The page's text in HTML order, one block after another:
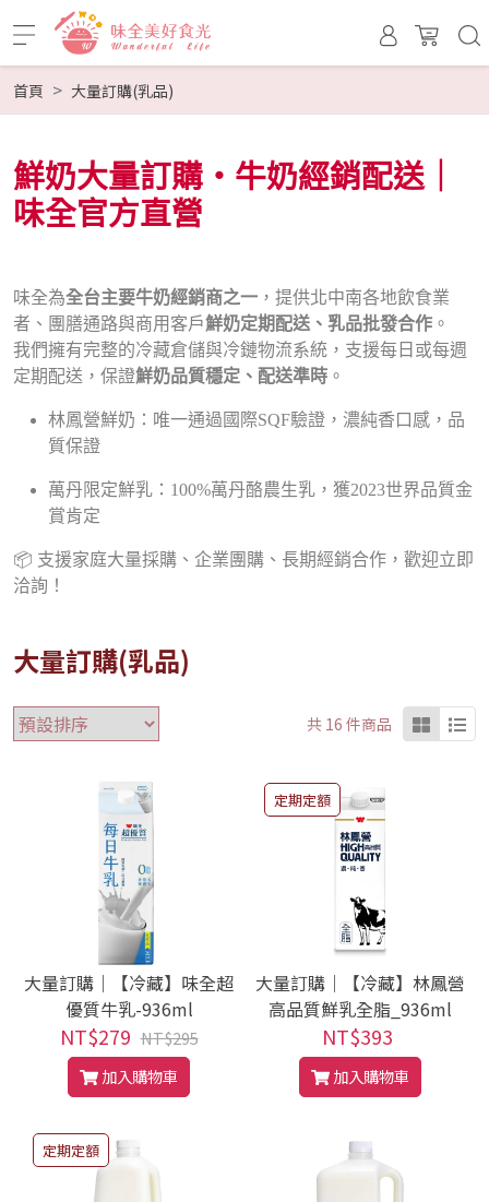
首頁 大量訂購(乳品)
鮮奶大量訂購・牛奶經銷配送｜
味全官方直營
味全為全台主要牛奶經銷商之一 ，提供北中南各地飲食業
者、團膳通路與商用客戶鮮奶定期配送、乳品批發合作 。
我們擁有完整的冷藏倉儲與冷鏈物流系統，支援每日或每週
定期配送，保證鮮奶品質穩定、配送準時 。
林鳳營鮮奶：唯一通過國際SQF驗證，濃純香口感，品
質保證
萬丹限定鮮乳：100%萬丹酪農生乳，獲2023世界品質金
賞肯定
📦 支援家庭大量採購、企業團購、長期經銷合作，歡迎立即
洽詢！
大量訂購(乳品)
共 16 件商品
大量訂購｜【冷藏】味全超
優質牛乳-936ml
NT$279 NT$295
加入購物車
定期定額
大量訂購｜【冷藏】林鳳營
高品質鮮乳全脂_936ml
NT$393
加入購物車
定期定額